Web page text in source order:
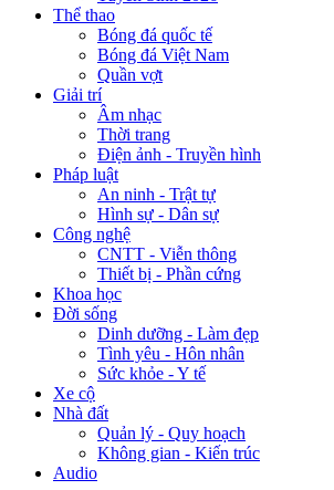
Thể thao
Bóng đá quốc tế
Bóng đá Việt Nam
Quần vợt
Giải trí
Âm nhạc
Thời trang
Điện ảnh - Truyền hình
Pháp luật
An ninh - Trật tự
Hình sự - Dân sự
Công nghệ
CNTT - Viễn thông
Thiết bị - Phần cứng
Khoa học
Đời sống
Dinh dưỡng - Làm đẹp
Tình yêu - Hôn nhân
Sức khỏe - Y tế
Xe cộ
Nhà đất
Quản lý - Quy hoạch
Không gian - Kiến trúc
Audio